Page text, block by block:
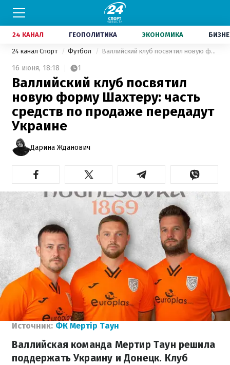
24 КАНАЛ ГЕОПОЛИТИКА ЭКОНОМИКА
24 канал Спорт Футбол Валлийский клуб посвятил новую форму Шахтеру: часть средств по продаже передадут Украине
16 июня, 18:18 1
Валлийский клуб посвятил
новую форму Шахтеру: часть
средств по продаже передадут
Украине
Дарина Жданович
Источник: ФК Мертір Таун
Валлийская команда Мертир Таун решила
поддержать Украину и Донецк. Клуб